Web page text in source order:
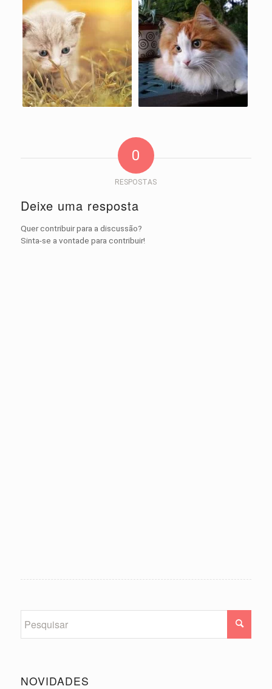
0
RESPOSTAS
Deixe uma resposta
Quer contribuir para a discussão?
Sinta-se a vontade para contribuir!
NOVIDADES